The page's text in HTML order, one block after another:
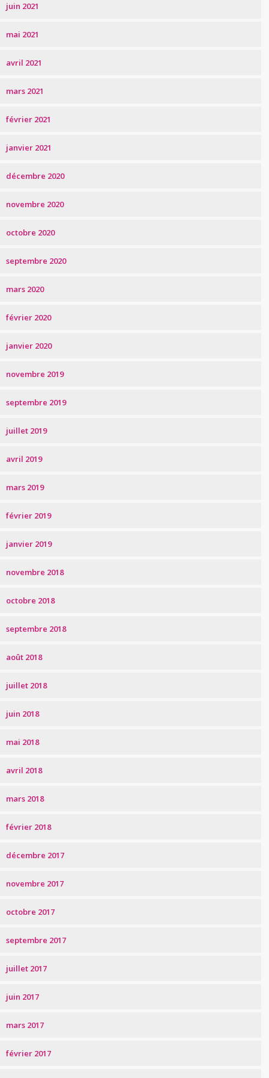
juin 2021
mai 2021
avril 2021
mars 2021
février 2021
janvier 2021
décembre 2020
novembre 2020
octobre 2020
septembre 2020
mars 2020
février 2020
janvier 2020
novembre 2019
septembre 2019
juillet 2019
avril 2019
mars 2019
février 2019
janvier 2019
novembre 2018
octobre 2018
septembre 2018
août 2018
juillet 2018
juin 2018
mai 2018
avril 2018
mars 2018
février 2018
décembre 2017
novembre 2017
octobre 2017
septembre 2017
juillet 2017
juin 2017
mars 2017
février 2017